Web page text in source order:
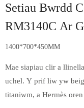
Setiau Bwrdd
RM3140C Ar
1400*700*450MM
Mae siapiau clir a
uchel. Y prif liw yw
titaniwm, a Hermès